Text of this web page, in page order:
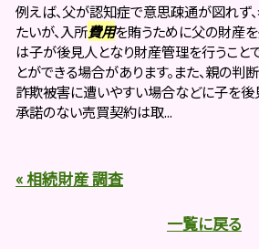
例えば、父が認知症で意思疎通が図れず
たいが、入所費用を賄うために父の財産
は子が後見人となり財産管理を行うこと
とができる場合があります。また、親の判
詐欺被害に遭いやすい場合などに子を後
承諾のない売買契約は取...
« 相続財産 調査
一覧に戻る